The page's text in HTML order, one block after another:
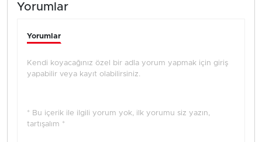
Yorumlar
Yorumlar
Kendi koyacağınız özel bir adla yorum yapmak için giriş
yapabilir veya kayıt olabilirsiniz.
* Bu içerik ile ilgili yorum yok, ilk yorumu siz yazın,
tartışalım *